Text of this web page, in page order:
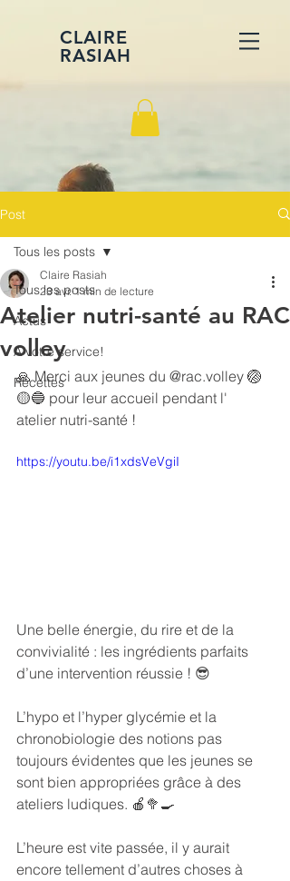
CLAIRE
RASIAH
Post
Tous les posts
Actus
A votre service!
Recettes
Tous les posts
Atelier nutri-santé au RAC
volley
Claire Rasiah
23 avr. 1 min de lecture
🙏 Merci aux jeunes du @rac.volley 🏐
🟡🔵 pour leur accueil pendant l'
atelier nutri-santé !
https://youtu.be/i1xdsVeVgiI
Une belle énergie, du rire et de la
convivialité : les ingrédients parfaits
d’une intervention réussie ! 😎
L’hypo et l’hyper glycémie et la
chronobiologie des notions pas
toujours évidentes que les jeunes se
sont bien appropriées grâce à des
ateliers ludiques. 🍎🥦🍳
L’heure est vite passée, il y aurait
encore tellement d’autres choses à